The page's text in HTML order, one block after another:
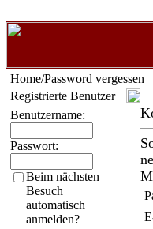
Home/Password vergessen
Registrierte Benutzer
Benutzername:
Passwort:
Beim nächsten
Besuch
automatisch
anmelden?